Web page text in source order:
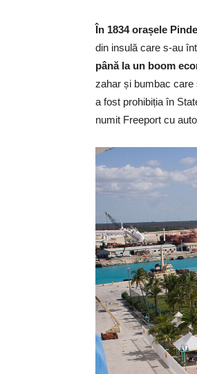
În 1834 orașele
din insulă care s-au
până la un boom
zahar și bumbac care
a fost prohibiția în
numit Freeport cu